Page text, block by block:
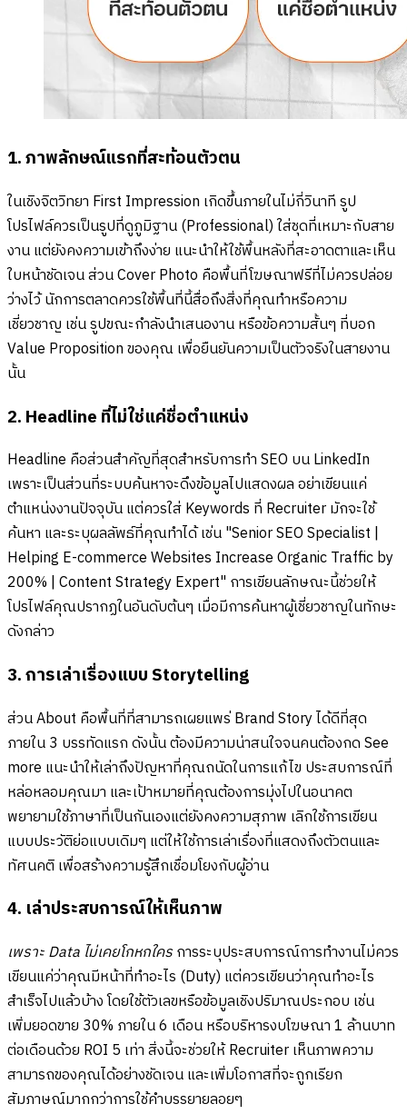
1. ภาพลักษณ์แรกที่สะท้อนตัวตน
ในเชิงจิตวิทยา First Impression เกิดขึ้นภายในไม่กี่วินาที รูป
โปรไฟล์ควรเป็นรูปที่ดูภูมิฐาน (Professional) ใส่ชุดที่เหมาะกับสาย
งาน แต่ยังคงความเข้าถึงง่าย แนะนำให้ใช้พื้นหลังที่สะอาดตาและเห็น
ใบหน้าชัดเจน ส่วน Cover Photo คือพื้นที่โฆษณาฟรีที่ไม่ควรปล่อย
ว่างไว้ นักการตลาดควรใช้พื้นที่นี้สื่อถึงสิ่งที่คุณทำหรือความ
เชี่ยวชาญ เช่น รูปขณะกำลังนำเสนองาน หรือข้อความสั้นๆ ที่บอก
Value Proposition ของคุณ เพื่อยืนยันความเป็นตัวจริงในสายงาน
นั้น
2. Headline ที่ไม่ใช่แค่ชื่อตำแหน่ง
Headline คือส่วนสำคัญที่สุดสำหรับการทำ SEO บน LinkedIn
เพราะเป็นส่วนที่ระบบค้นหาจะดึงข้อมูลไปแสดงผล อย่าเขียนแค่
ตำแหน่งงานปัจจุบัน แต่ควรใส่ Keywords ที่ Recruiter มักจะใช้
ค้นหา และระบุผลลัพธ์ที่คุณทำได้ เช่น "Senior SEO Specialist |
Helping E-commerce Websites Increase Organic Traffic by
200% | Content Strategy Expert" การเขียนลักษณะนี้ช่วยให้
โปรไฟล์คุณปรากฏในอันดับต้นๆ เมื่อมีการค้นหาผู้เชี่ยวชาญในทักษะ
ดังกล่าว
3. การเล่าเรื่องแบบ Storytelling
ส่วน About คือพื้นที่ที่สามารถเผยแพร่ Brand Story ได้ดีที่สุด
ภายใน 3 บรรทัดแรก ดังนั้น ต้องมีความน่าสนใจจนคนต้องกด See
more แนะนำให้เล่าถึงปัญหาที่คุณถนัดในการแก้ไข ประสบการณ์ที่
หล่อหลอมคุณมา และเป้าหมายที่คุณต้องการมุ่งไปในอนาคต
พยายามใช้ภาษาที่เป็นกันเองแต่ยังคงความสุภาพ เลิกใช้การเขียน
แบบประวัติย่อแบบเดิมๆ แต่ให้ใช้การเล่าเรื่องที่แสดงถึงตัวตนและ
ทัศนคติ เพื่อสร้างความรู้สึกเชื่อมโยงกับผู้อ่าน
4. เล่าประสบการณ์ให้เห็นภาพ
เพราะ Data ไม่เคยโกหกใครการระบุประสบการณ์การทำงานไม่ควร
เขียนแค่ว่าคุณมีหน้าที่ทำอะไร (Duty) แต่ควรเขียนว่าคุณทำอะไร
สำเร็จไปแล้วบ้าง โดยใช้ตัวเลขหรือข้อมูลเชิงปริมาณประกอบ เช่น
เพิ่มยอดขาย 30% ภายใน 6 เดือน หรือบริหารงบโฆษณา 1 ล้านบาท
ต่อเดือนด้วย ROI 5 เท่า สิ่งนี้จะช่วยให้ Recruiter เห็นภาพความ
สามารถของคุณได้อย่างชัดเจน และเพิ่มโอกาสที่จะถูกเรียก
สัมภาษณ์มากกว่าการใช้คำบรรยายลอยๆ